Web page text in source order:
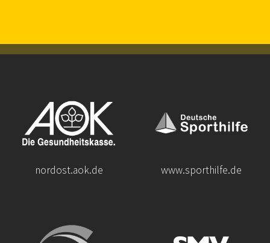
nordost.aok.de www.sporthilfe.de